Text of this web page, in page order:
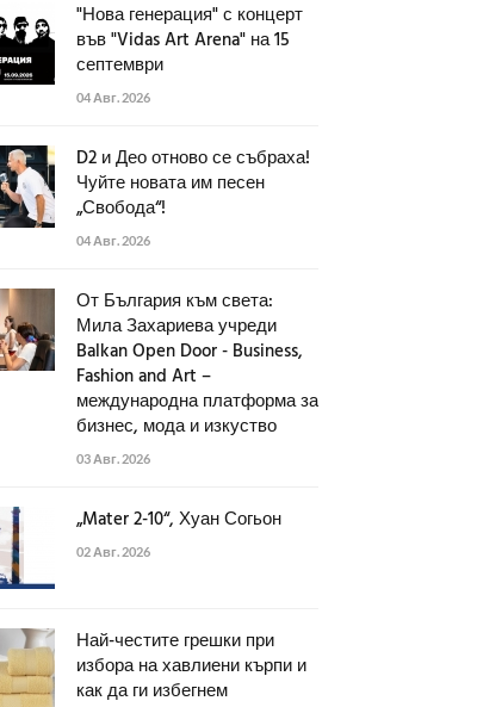
"Нова генерация" с концерт
във "Vidas Art Arena" на 15
септември
04 Авг. 2026
D2 и Део отново се събраха!
Чуйте новата им песен
„Свобода“!
04 Авг. 2026
От България към света:
Мила Захариева учреди
Balkan Open Door - Business,
Fashion and Art –
международна платформа за
бизнес, мода и изкуство
03 Авг. 2026
„Mater 2-10“, Хуан Согьон
02 Авг. 2026
Най-честите грешки при
избора на хавлиени кърпи и
как да ги избегнем